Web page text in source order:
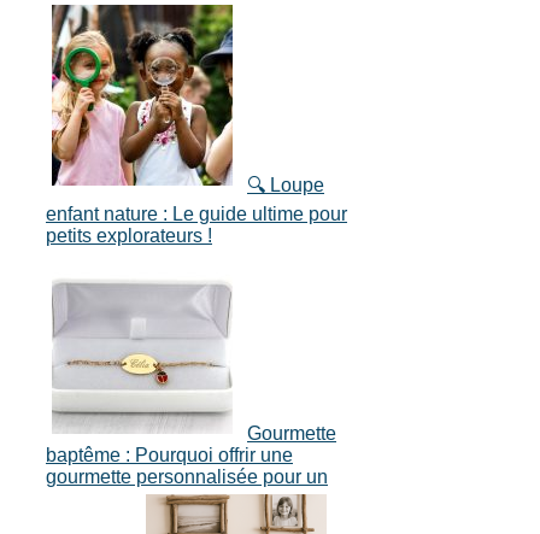
🔍 Loupe
enfant nature : Le guide ultime pour
petits explorateurs !
Gourmette
baptême : Pourquoi offrir une
gourmette personnalisée pour un